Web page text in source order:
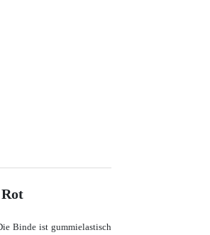
Binde ist gummielastisch